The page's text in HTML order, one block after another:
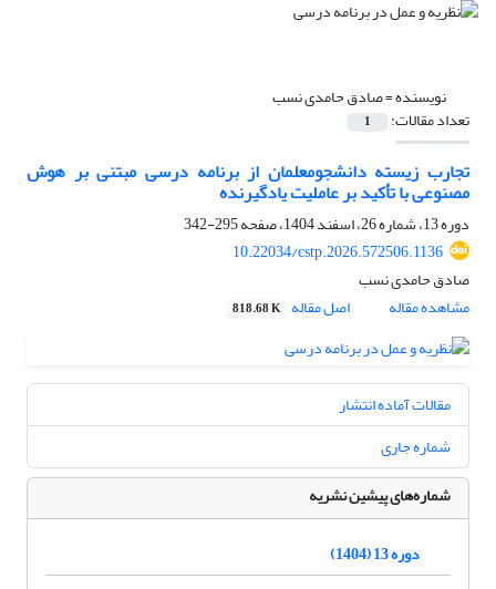
نویسنده =صادق حامدی نسب
تعداد مقالات: 1
تجارب زیسته دانشجومعلمان از برنامه درسی مبتنی بر هوش
مصنوعی با تأکید بر عاملیت یادگیرنده
دوره 13، شماره 26، اسفند 1404، صفحه
295-342
10.22034/cstp.2026.572506.1136
صادق حامدی نسب
مشاهده مقاله
اصل مقاله 818.68 K
مقالات آماده انتشار
شماره جاری
شماره‌های پیشین نشریه
دوره 13 (1404)